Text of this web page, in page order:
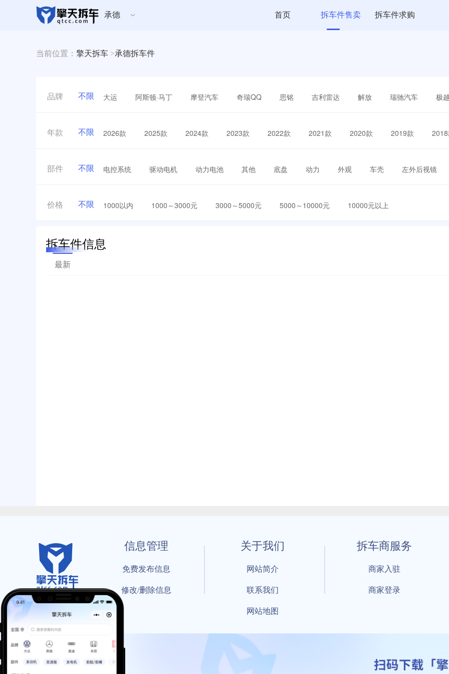
承德 首页 拆车件售卖 拆车件求购
当前位置： 擎天拆车 >承德拆车件
品牌 不限 大运 阿斯顿·马丁 摩登汽车 奇瑞QQ 思铭 吉利雷达 解放 瑞驰汽车 极
年款 不限 2026款 2025款 2024款 2023款 2022款 2021款 2020款 2019款
部件 不限 电控系统 驱动电机 动力电池 其他 底盘 动力 外观 车壳 左外后视镜
价格 不限 1000以内 1000～3000元 3000～5000元 5000～10000元 10000元以上
拆车件信息
最新
信息管理
免费发布信息
修改/删除信息
关于我们
网站简介
联系我们
网站地图
拆车商服务
商家入驻
商家登录
© 2021 By 擎天拆车-买卖拆车件，擎天拆车好省快 All Rights Reserved
工信部备案号：鲁ICP备18021004号-17 公安部备案号： 鲁公网安备